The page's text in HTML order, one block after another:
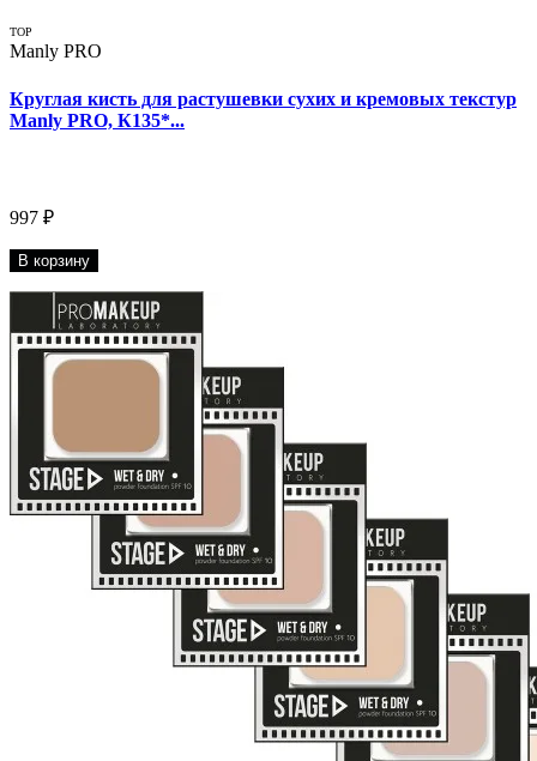
TOP
Manly PRO
Круглая кисть для растушевки сухих и кремовых текстур
Manly PRO, К135*...
997 ₽
В корзину